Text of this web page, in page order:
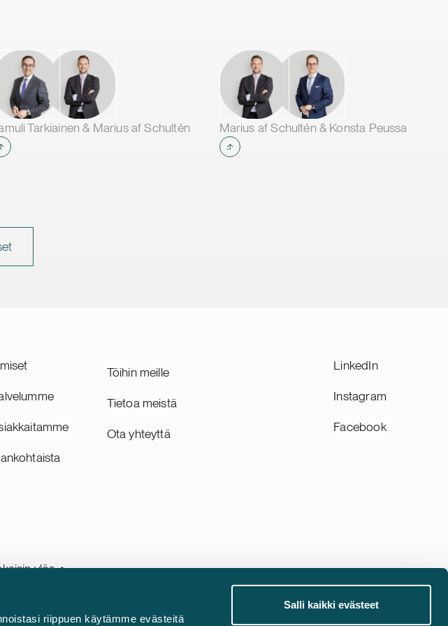
riippuen käytämme evästeitä
Salli kaikki evästeet
siirtymää tarjoamalla
ratkaisuja:
sähkövarastoja ja
liittyviä elinkaaripalveluja
ylläpitoon. Omi
Oy:ssä työskentelee yli 20
alan asiantuntijaa ja se
mahdollistaa sähköyhtiöille syntyvien
ongelmien tunnistamisen, vikojen
ennakoinnin sekä häiriöaikojen
lyhentämisen keski- ja suurjännitteisillä
jakelu- ja siirtoverkoilla.
Tarkiainen & Marius af Schultén Marius af Schultén & Konsta Peussa
Töihin meille
Tietoa meistä
Ota yhteyttä
LinkedIn
Instagram
Facebook
ylös ⬏